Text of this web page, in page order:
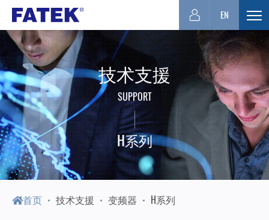
台
湾
FATEK
永
宏
PLC-
展
开
选
单
EN
技术支援
SUPPORT
H系列
首页 技术支援 变频器 H系列